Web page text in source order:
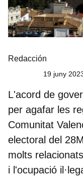
Redacción
19 juny
L'acord de
per agafar les
Comunitat
electoral del
molts
i l'ocupació